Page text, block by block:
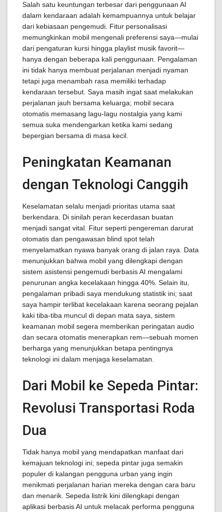
Salah satu keuntungan terbesar dari penggunaan AI
dalam kendaraan adalah kemampuannya untuk belajar
dari kebiasaan pengemudi. Fitur personalisasi
memungkinkan mobil mengenali preferensi saya—mulai
dari pengaturan kursi hingga playlist musik favorit—
hanya dengan beberapa kali penggunaan. Pengalaman
ini tidak hanya membuat perjalanan menjadi nyaman
tetapi juga menambah rasa memiliki terhadap
kendaraan tersebut. Saya masih ingat saat melakukan
perjalanan jauh bersama keluarga; mobil secara
otomatis memasang lagu-lagu nostalgia yang kami
semua suka mendengarkan ketika kami sedang
bepergian bersama di masa kecil.
Peningkatan Keamanan
dengan Teknologi Canggih
Keselamatan selalu menjadi prioritas utama saat
berkendara. Di sinilah peran kecerdasan buatan
menjadi sangat vital. Fitur seperti pengereman darurat
otomatis dan pengawasan blind spot telah
menyelamatkan nyawa banyak orang di jalan raya. Data
menunjukkan bahwa mobil yang dilengkapi dengan
sistem asistensi pengemudi berbasis AI mengalami
penurunan angka kecelakaan hingga 40%. Selain itu,
pengalaman pribadi saya mendukung statistik ini; saat
saya hampir terlibat kecelakaan karena seorang pejalan
kaki tiba-tiba muncul di depan mata saya, sistem
keamanan mobil segera memberikan peringatan audio
dan secara otomatis menerapkan rem—sebuah momen
berharga yang menunjukkan betapa pentingnya
teknologi ini dalam menjaga keselamatan.
Dari Mobil ke Sepeda Pintar:
Revolusi Transportasi Roda
Dua
Tidak hanya mobil yang mendapatkan manfaat dari
kemajuan teknologi ini; sepeda pintar juga semakin
populer di kalangan pengguna urban yang ingin
menikmati perjalanan harian mereka dengan cara baru
dan menarik. Sepeda listrik kini dilengkapi dengan
aplikasi berbasis AI untuk melacak performa pengguna